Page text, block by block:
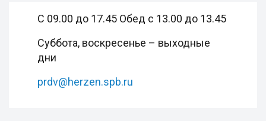
С 09.00 до 17.45 Обед с 13.00 до 13.45
Суббота, воскресенье – выходные
дни
prdv@herzen.spb.ru